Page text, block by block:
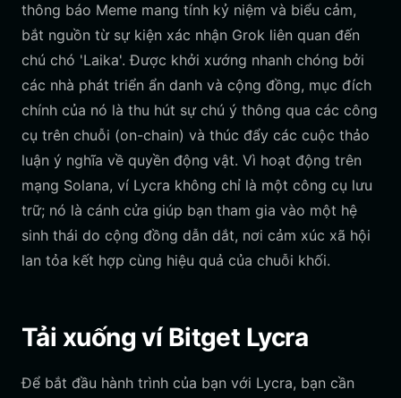
thông báo Meme mang tính kỷ niệm và biểu cảm,
bắt nguồn từ sự kiện xác nhận Grok liên quan đến
chú chó 'Laika'. Được khởi xướng nhanh chóng bởi
các nhà phát triển ẩn danh và cộng đồng, mục đích
chính của nó là thu hút sự chú ý thông qua các công
cụ trên chuỗi (on-chain) và thúc đẩy các cuộc thảo
luận ý nghĩa về quyền động vật. Vì hoạt động trên
mạng Solana, ví Lycra không chỉ là một công cụ lưu
trữ; nó là cánh cửa giúp bạn tham gia vào một hệ
sinh thái do cộng đồng dẫn dắt, nơi cảm xúc xã hội
lan tỏa kết hợp cùng hiệu quả của chuỗi khối.
Tải xuống ví Bitget Lycra
Để bắt đầu hành trình của bạn với Lycra, bạn cần